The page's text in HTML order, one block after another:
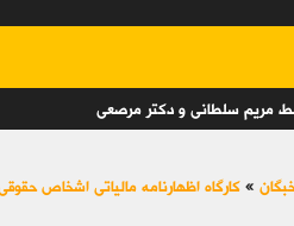
مریم سلطانی و دکتر مرصعی
» کارگاه اظهارنامه مالیاتی اشخاص